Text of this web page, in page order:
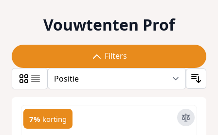
Vouwtenten Prof
Filters
7% korting